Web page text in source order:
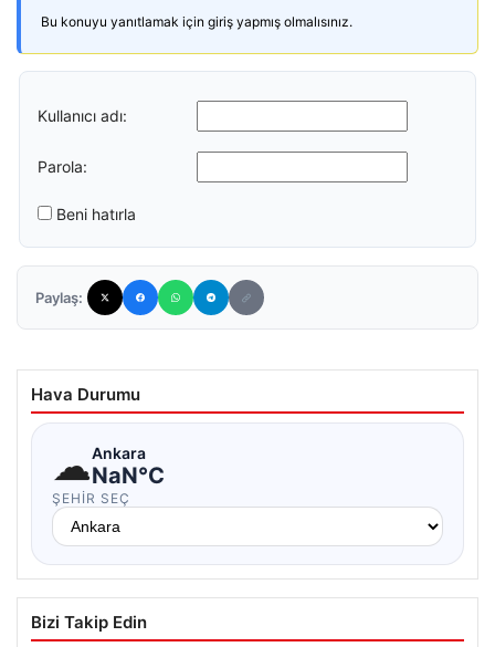
Bu konuyu yanıtlamak için giriş yapmış olmalısınız.
Kullanıcı adı:
Parola:
Beni hatırla
Paylaş:
Hava Durumu
☁Ankara
NaN°C
ŞEHIR SEÇ
Bizi Takip Edin